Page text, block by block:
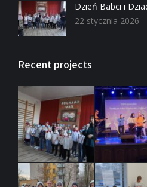
Dzień Babci i
22 stycznia 2026
Recent projects